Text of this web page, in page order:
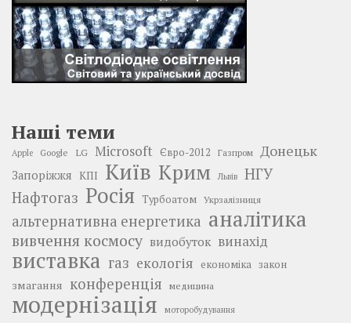
Наші теми
Apple Google LG Microsoft Євро-2012 Газпром Донецьк
Запоріжжя КПІ Київ Крим Львів
НГУ
Нафтогаз Росія Турбоатом Укрзалізниця
альтернативна енергетика аналітика
вивчення космосу видобуток винахід
виставка газ екологія економіка закон
змагання конференція медицина
модернізація моторобудування